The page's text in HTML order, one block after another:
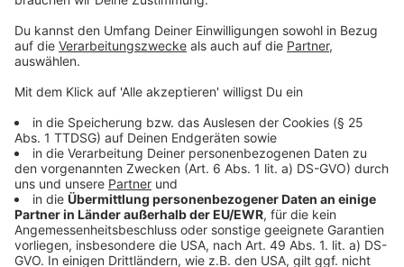
Bahn baut zwischen Ruhrgebiet und
Hannover
Anzeige
Die Bahn nutzt die Herbstferien hingegen bewusst für
Bauarbeiten, weil dann weniger Pendler unterwegs
sind. Die größten Auswirkungen gibt es auf der
Strecke vom Ruhrgebiet in Richtung Hannover und
Berlin. Sieben Wochen lang werden Züge auf der
Strecke umgeleitet.